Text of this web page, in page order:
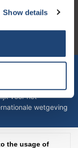
Show details
geen rechten
of informatie en
voor het
wetgeving
the usage of